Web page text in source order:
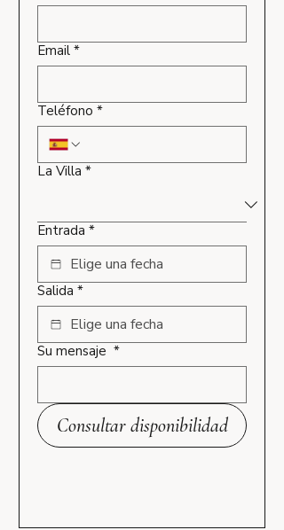
Email *
Teléfono *
La Villa *
Entrada *
Salida *
Su mensaje *
Consultar disponibilidad